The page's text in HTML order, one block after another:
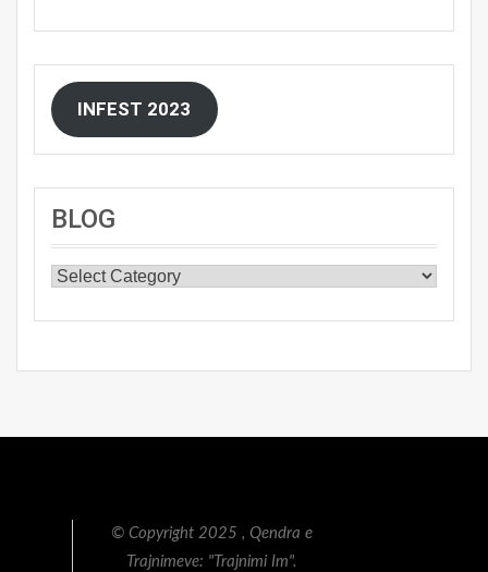
INFEST 2023
BLOG
BLOG
© Copyright 2025 , Qendra e
Trajnimeve: "Trajnimi Im".